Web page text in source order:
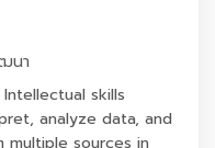
นา
skills
analyze data, and
multiple sources in